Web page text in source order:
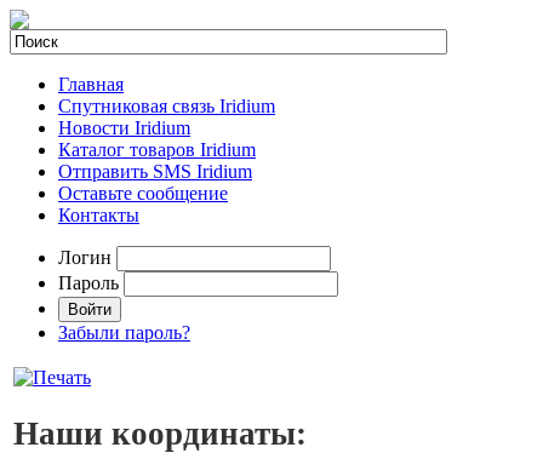
Главная
Спутниковая связь Iridium
Новости Iridium
Каталог товаров Iridium
Отправить SMS Iridium
Оставьте сообщение
Контакты
Логин
Пароль
Забыли пароль?
Наши координаты: